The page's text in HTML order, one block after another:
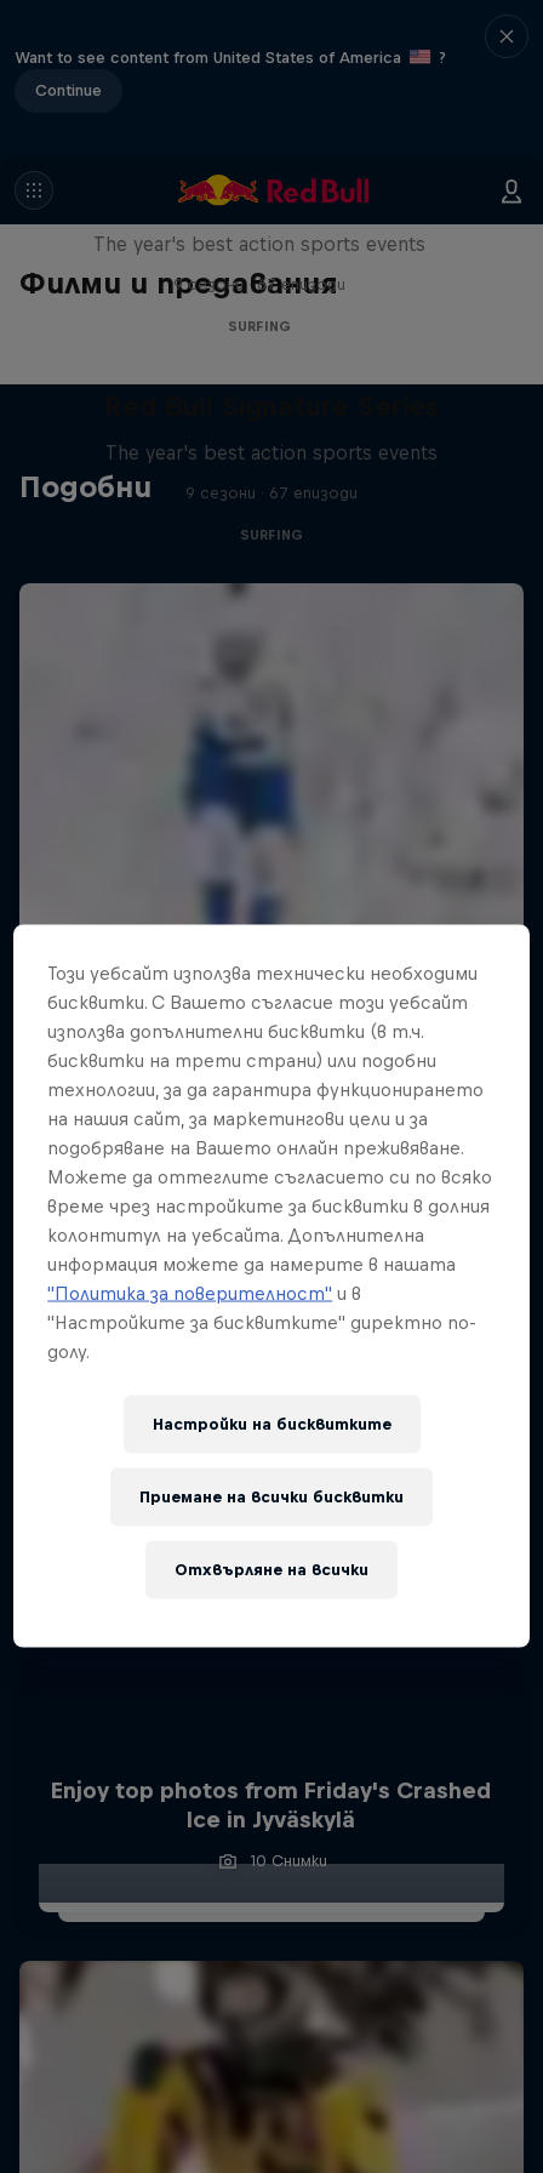
Want to see content from United States of America
?
Continue
Филми и предавания
Red Bull Signature Series
The year's best action sports events
9 сезони · 67 епизоди
SURFING
Подобни
The year's best action sports events
9 сезони · 67 епизоди
SURFING
ABC of...
A crash course in action sports
2 сезони · 17 епизоди
F1
Enjoy top photos from Friday's Crashed
Ice in Jyväskylä
10 Снимки
Този уебсайт използва технически необходими
бисквитки. С Вашето съгласие този уебсайт
използва допълнителни бисквитки (в т.ч.
бисквитки на трети страни) или подобни
технологии, за да гарантира функционирането
на нашия сайт, за маркетингови цели и за
подобряване на Вашето онлайн преживяване.
Можете да оттеглите съгласието си по всяко
време чрез настройките за бисквитки в долния
колонтитул на уебсайта. Допълнителна
информация можете да намерите в нашата
"Политика за поверителност" и в
"Настройките за бисквитките" директно по-
долу.
Настройки на бисквитките
Отхвърляне на всички
Приемане на всички бисквитки